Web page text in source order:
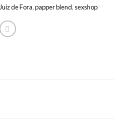
Juiz de Fora,papper blend, sexshop